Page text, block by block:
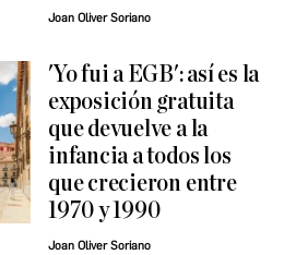
Joan Oliver Soriano
'Yo fui a EGB': así es la
exposición gratuita
que devuelve a la
infancia a todos los
que crecieron entre
1970 y 1990
Joan Oliver Soriano